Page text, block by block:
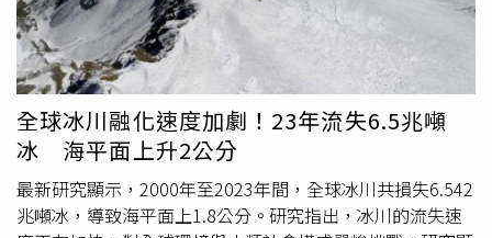
響範圍較廣，但學院課程並未因此中斷，也沒有影響到周圍
工作區域。但由於學生會休息區恰好就在事故發生地點附
近，為避免臭味進一步擴散，學校暫時封鎖了該區域。也由
於清理作業及通風措施得當，當天晚上臭味已經完全散去，
校園空氣恢復正常。不過學院發言人也提到「到了晚上，氣
味已經完全消失，現在聞起來與平常沒有兩樣。不過，每當
我看到當時的影片，還是會想起那股味道。」 報導中提
到，這座土木工程與 地球科學學院的建築始建於1957年，
全球冰川融化速度加劇！23年流失6.5兆噸
冰 海平面上升2公分
最新研究顯示，2000年至2023年間，全球冰川共損失6.542
兆噸冰，導致海平面上1.8公分。研究指出，冰川的流失速